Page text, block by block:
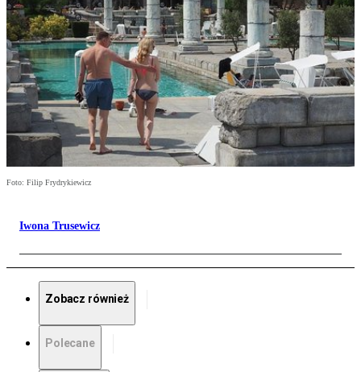
Foto: Filip Frydrykiewicz
Iwona Trusewicz
Zobacz również
Polecane